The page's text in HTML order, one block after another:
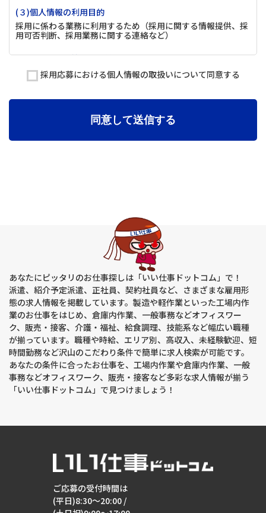
(３)個人情報の利用目的
採用に係わる業務に利用するため（採用に関する情報提供、採
用可否判断、採用業務に関する連絡など）
(４)個人情報の第三者提供について
取得した個人情報は法令等による場合を除いて第三者に提供す
ることはありません。
取得した個人情報の取扱いの全部又は、一部を委託することが
(７)保有個人データの開示等および問い合わせ窓口について
ご本人からの求めにより、当社が保有する保有個人データに関
する開示、利用目的の通知、内容の訂正・追加または削除、利
用停止、消去および第三者提供の停止(以下、開示等という)に
応じます。開示等に応ずる窓口は、下記「当社の個人情報の取
扱いに関する苦情、相談等のお問い合わせ先」を参照してくだ
さい。
(８)本人が容易に認識できない方法による個人情報の取得
クッキーやウェブビーコン等を用いるなどして、本人が容易に
認識できない方法による個人情報の取得は行っておりません。
(９)個人情報の安全管理措置について
取得した個人情報については、漏洩、減失または毀損の防止と
是正、その他個人情報の安全管理のために必要かつ適切な措置
を講じます。
当社ホームページの個人情報保護方針をご覧下さい。
【連絡先】個人情報保護管理者：棚原 圭太
住所：大阪府枚方市新町1丁目12番1号 関医アネックス第2ビ
採用応募における個人情報の取扱いについて同意する
同意して送信する
あなたにピッタリのお仕事探しは「いい仕事ドットコム」で！
派遣、紹介予定派遣、正社員、契約社員など、さまざまな雇用形
態の求人情報を掲載しています。製造や軽作業といった工場内作
業のお仕事をはじめ、倉庫内作業、一般事務などオフィスワー
ク、販売・接客、介護・福祉、給食調理、技能系など幅広い職種
が揃っています。職種や時給、エリア別、高収入、未経験歓迎、短
時間勤務など沢山のこだわり条件で簡単に求人検索が可能です。
あなたの条件に合ったお仕事を、工場内作業や倉庫内作業、一般
事務などオフィスワーク、販売・接客など多彩な求人情報が揃う
「いい仕事ドットコム」で見つけましょう！
ご応募の受付時間は
(平日)8:30～20:00 /